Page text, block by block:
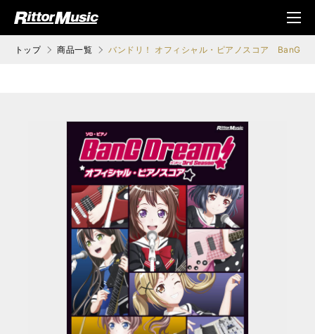
ジック (Rittor Musi
メニ
ュ
トップ 商品一覧 バンドリ！ オフィシャル・ピアノスコア BanG